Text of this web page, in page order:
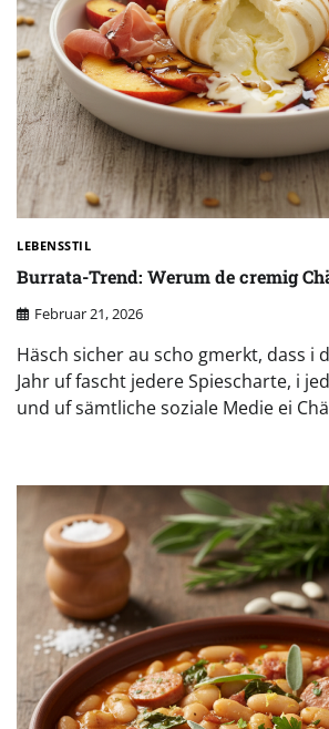
LEBENSSTIL
Burrata-Trend: Werum de cremig
Februar 21, 2026
Häsch sicher au scho gmerkt, dass i
Jahr uf fascht jedere Spiescharte, i
und uf sämtliche soziale Medie ei